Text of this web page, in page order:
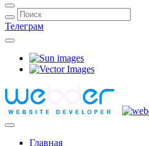
Телеграм
Главная